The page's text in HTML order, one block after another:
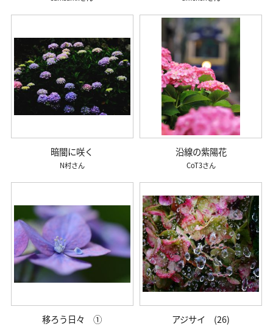
暗闇に咲く
N村
沿線の紫陽花
CoT3
移ろう日々 ① アジサイ (26)